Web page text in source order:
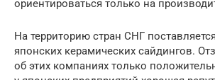
ориентироваться только на
На территорию стран СНГ
японских керамических сайдингов.
об этих компаниях только